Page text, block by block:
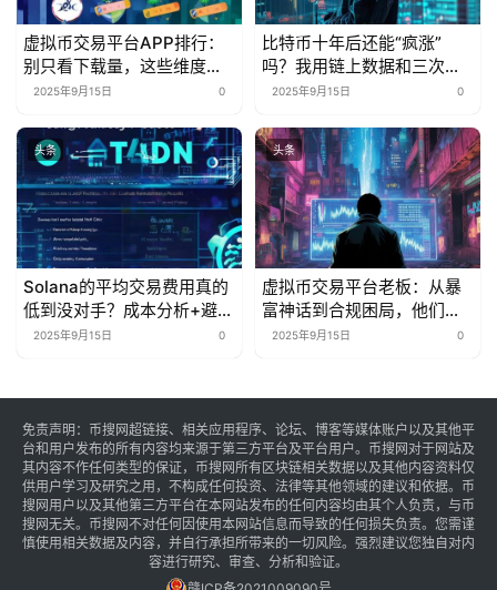
虚拟币交易平台APP排行：
别只看下载量，这些维度才
是“真·核心指标”
2025年9月15日 0
比特币十年后还能“疯涨”
吗？我用链上数据和三次抄
底经历告诉你
2025年9月15日 0
头条
Solana的平均交易费用真的
低到没对手？成本分析+避坑
指南来了
2025年9月15日 0
头条
虚拟币交易平台老板：从暴
富神话到合规困局，他们的
生存游戏变了？
2025年9月15日 0
免责声明：币搜网超链接、相关应用程序、论坛、博客等媒体账户以及其他平
台和用户发布的所有内容均来源于第三方平台及平台用户。币搜网对于网站及
其内容不作任何类型的保证，币搜网所有区块链相关数据以及其他内容资料仅
供用户学习及研究之用，不构成任何投资、法律等其他领域的建议和依据。币
搜网用户以及其他第三方平台在本网站发布的任何内容均由其个人负责，与币
搜网无关。币搜网不对任何因使用本网站信息而导致的任何损失负责。您需谨
慎使用相关数据及内容，并自行承担所带来的一切风险。强烈建议您独自对内
容进行研究、审查、分析和验证。